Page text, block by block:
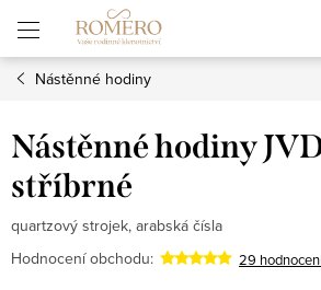
obsah
Nástěnné hodiny
Nástěnné hodiny
stříbrné
quartzový strojek, arabská čísla
Hodnocení obchodu:
29